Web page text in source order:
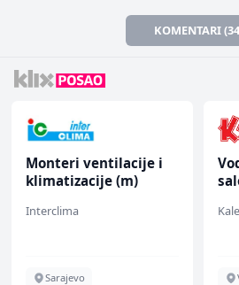
KOMENTARI
Monteri ventilacije i
klimatizacije (m)
Interclima
Sarajevo